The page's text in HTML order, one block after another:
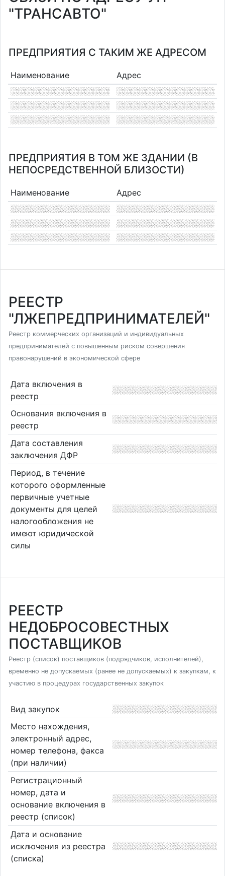
"ТРАНСАВТО"
ПРЕДПРИЯТИЯ С ТАКИМ ЖЕ АДРЕСОМ
Наименование Адрес
ПРЕДПРИЯТИЯ В ТОМ ЖЕ ЗДАНИИ (В
НЕПОСРЕДСТВЕННОЙ БЛИЗОСТИ)
Наименование Адрес
РЕЕСТР
"ЛЖЕПРЕДПРИНИМАТЕЛЕЙ"
Реестр коммерческих организаций и индивидуальных
предпринимателей с повышенным риском совершения
правонарушений в экономической сфере
Дата включения в
реестр
Основания включения в
реестр
Дата составления
заключения ДФР
Период, в течение
которого оформленные
первичные учетные
документы для целей
налогообложения не
имеют юридической
силы
РЕЕСТР
НЕДОБРОСОВЕСТНЫХ
ПОСТАВЩИКОВ
Реестр (список) поставщиков (подрядчиков, исполнителей),
временно не допускаемых (ранее не допускаемых) к закупкам, к
участию в процедурах государственных закупок
Вид закупок
Место нахождения,
электронный адрес,
номер телефона, факса
(при наличии)
Регистрационный
номер, дата и
основание включения в
реестр (список)
Дата и основание
исключения из реестра
(списка)